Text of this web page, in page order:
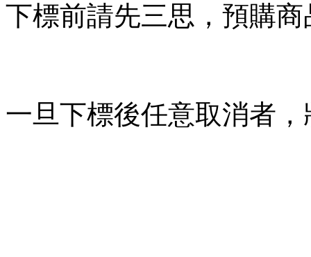
下標前請先三思，預購
一旦下標後任意取消者